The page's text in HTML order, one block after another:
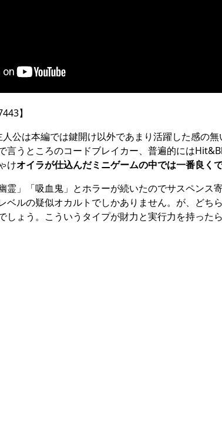
】
公は本編では鍵開け以外であまり活躍した感の
言うところのコードブレイカー、普遍的には
けオイラが仕込んだミニゲームの中では一番良く
」「吸血鬼」とホラーが続いたのでサスペンス
ベルの疑似オカルトでしかありません。が、ど
しょう。こういうタイプが財力と実行力を持った